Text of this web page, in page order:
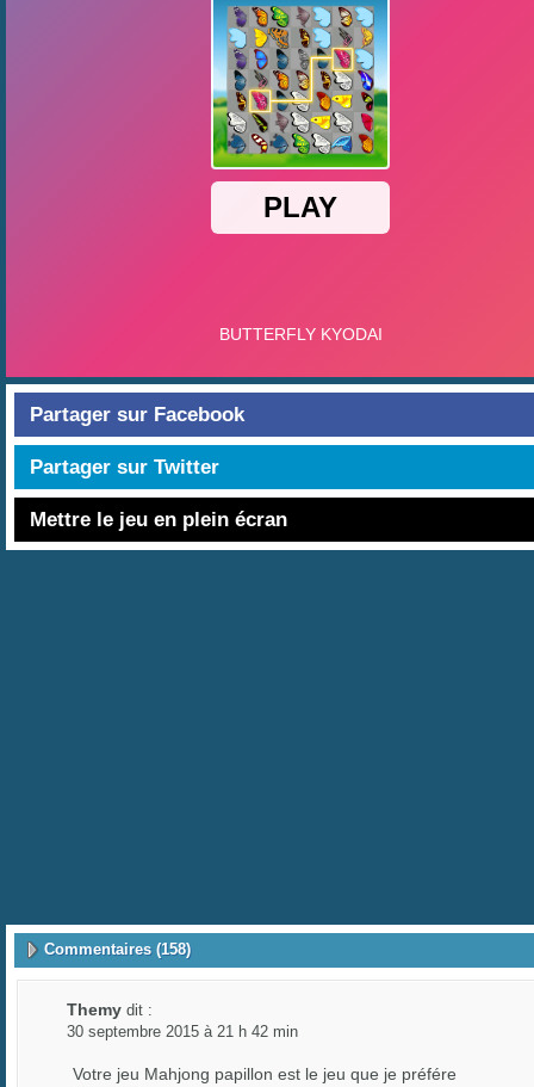
Partager sur Facebook
Partager sur Twitter
Mettre le jeu en plein écran
Commentaires (158)
Themy dit :
30 septembre 2015 à 21 h 42 min
Votre jeu Mahjong papillon est le jeu que je préfére